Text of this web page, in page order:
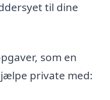
til dine
som en
private med: